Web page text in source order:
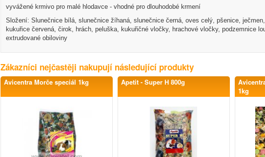
vyvážené krmivo pro malé hlodavce - vhodné pro dlouhodobé krmení
Složení: Slunečnice bílá, slunečnice žíhaná, slunečnice černá, oves celý, pšenice,
kukuřice červená, čirok, hrách, peluška, kukuřičné vločky, hrachové vločky, podzemnice
extrudované obiloviny
Zákazníci nejčastěji nakupují následující produkty
Avicentra Morče speciál 1kg Apetit - Super H 800g
1kg